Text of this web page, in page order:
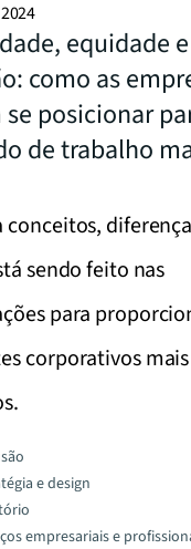
equidade e
como as
posicionar
de trabalho
conceitos,
sendo feito nas
para
corporativos mais
e design
empresariais e